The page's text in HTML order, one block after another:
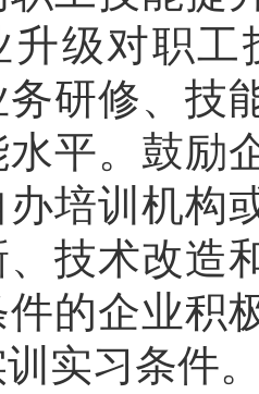
升级对职
研修、技
水平。鼓励
办培训机构
技术改造
件的企业积
实习条件